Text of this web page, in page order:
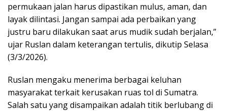
permukaan jalan harus dipastikan mulus, aman, dan
layak dilintasi. Jangan sampai ada perbaikan yang
justru baru dilakukan saat arus mudik sudah berjalan,”
ujar Ruslan dalam keterangan tertulis, dikutip Selasa
(3/3/2026).
Ruslan mengaku menerima berbagai keluhan
masyarakat terkait kerusakan ruas tol di Sumatra.
Salah satu yang disampaikan adalah titik berlubang di